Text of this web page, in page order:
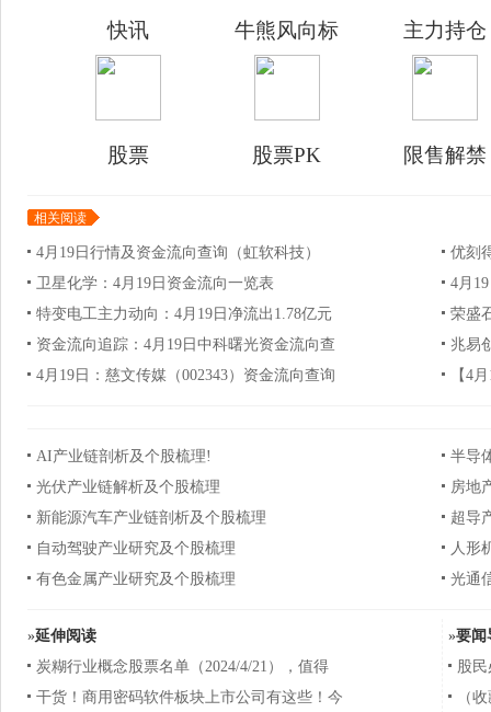
快讯 牛熊风向标 主力持仓
股票 股票PK 限售解禁
相关阅读
4月19日行情及资金流向查询（虹软科技）
优刻
卫星化学：4月19日资金流向一览表
4月
特变电工主力动向：4月19日净流出1.78亿元
荣盛
资金流向追踪：4月19日中科曙光资金流向查
兆易
4月19日：慈文传媒（002343）资金流向查询
【4
AI产业链剖析及个股梳理!
半导
光伏产业链解析及个股梳理
房地
新能源汽车产业链剖析及个股梳理
超导
自动驾驶产业研究及个股梳理
人形
有色金属产业研究及个股梳理
光通
»延伸阅读
炭糊行业概念股票名单（2024/4/21），值得
干货！商用密码软件板块上市公司有这些！今
»要闻
股
（